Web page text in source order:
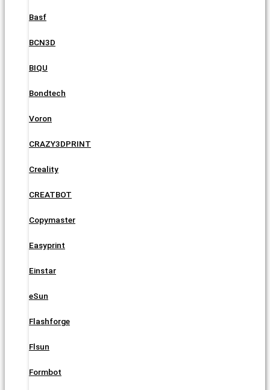
Basf
BCN3D
BIQU
Bondtech
Voron
CRAZY3DPRINT
Creality
CREATBOT
Copymaster
Easyprint
Einstar
eSun
Flashforge
Flsun
Formbot